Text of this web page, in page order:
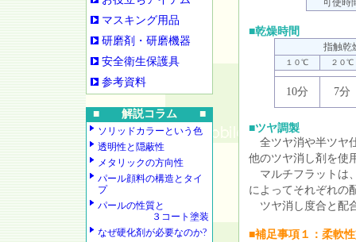
マスキング用品
研磨剤・研磨機器
安全衛生保護具
参考資料
■ 解説コラム ■
ソリッドカラーという色
透明性と隠蔽性
メタリックの方向性
パール顔料の構造とタイ
プ
パールの性質と
３コート塗装
なぜ硬化剤が必要なのか?
可使時
■乾燥時間
指触乾
１０℃ ２０℃
10分 7分
■ツヤ調製
全ツヤ消や半ツヤ
他のツヤ消し剤を使
マルチフラットは
によってそれぞれの
ツヤ消し度合と配
■補足事項１：柔軟